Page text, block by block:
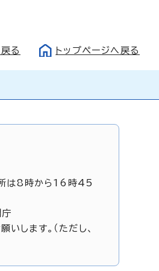
る トップページへ戻る
は8時から16時45
します。（ただし、